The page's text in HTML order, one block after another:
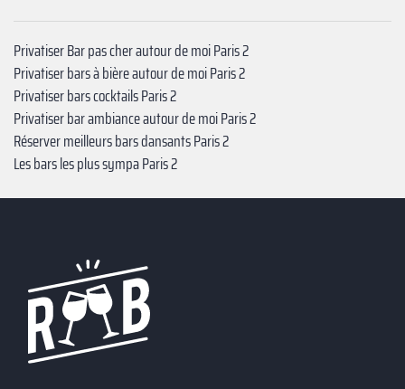
Privatiser Bar pas cher autour de moi Paris 2
Privatiser bars à bière autour de moi Paris 2
Privatiser bars cocktails Paris 2
Privatiser bar ambiance autour de moi Paris 2
Réserver meilleurs bars dansants Paris 2
Les bars les plus sympa Paris 2